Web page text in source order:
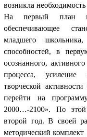
возникла
На первый план
обеспечивающее
младшего
способностей, в
осознанного,
процесса, усиление
творческой
перейти на
2000…-2100». По этой
второй год. В своей
методический комплект